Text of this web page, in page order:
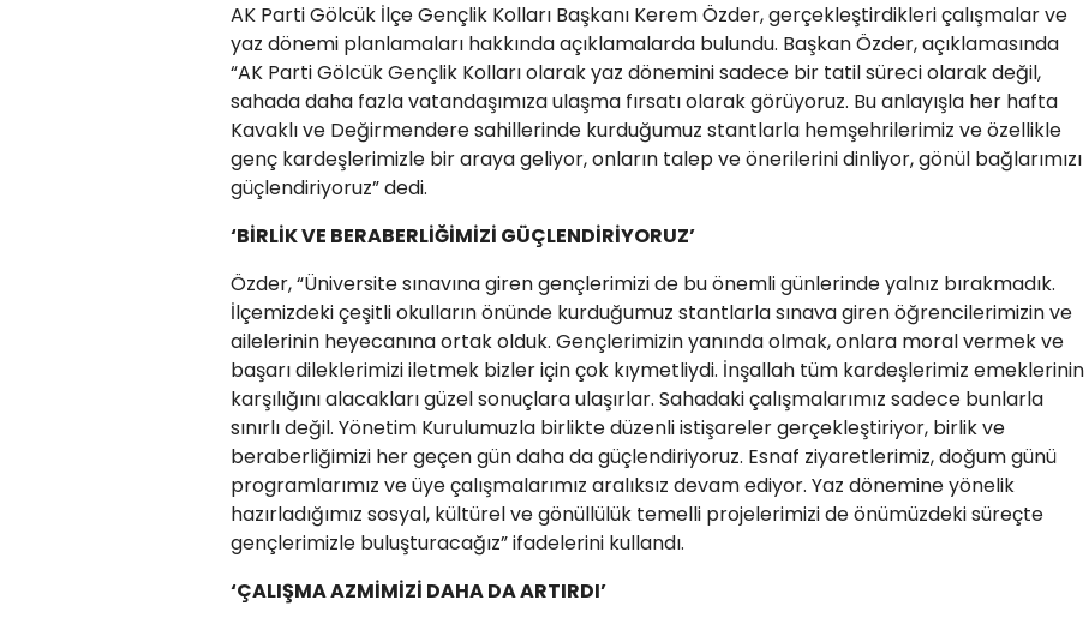
AK Parti Gölcük İlçe Gençlik Kolları Başkanı Kerem Özder, gerçekleştirdikleri çalışmalar ve
yaz dönemi planlamaları hakkında açıklamalarda bulundu. Başkan Özder, açıklamasında
“AK Parti Gölcük Gençlik Kolları olarak yaz dönemini sadece bir tatil süreci olarak değil,
sahada daha fazla vatandaşımıza ulaşma fırsatı olarak görüyoruz. Bu anlayışla her hafta
Kavaklı ve Değirmendere sahillerinde kurduğumuz stantlarla hemşehrilerimiz ve özellikle
genç kardeşlerimizle bir araya geliyor, onların talep ve önerilerini dinliyor, gönül bağlarımızı
güçlendiriyoruz” dedi.
‘BİRLİK VE BERABERLİĞİMİZİ GÜÇLENDİRİYORUZ’
Özder, “Üniversite sınavına giren gençlerimizi de bu önemli günlerinde yalnız bırakmadık.
İlçemizdeki çeşitli okulların önünde kurduğumuz stantlarla sınava giren öğrencilerimizin ve
ailelerinin heyecanına ortak olduk. Gençlerimizin yanında olmak, onlara moral vermek ve
başarı dileklerimizi iletmek bizler için çok kıymetliydi. İnşallah tüm kardeşlerimiz emeklerinin
karşılığını alacakları güzel sonuçlara ulaşırlar. Sahadaki çalışmalarımız sadece bunlarla
sınırlı değil. Yönetim Kurulumuzla birlikte düzenli istişareler gerçekleştiriyor, birlik ve
beraberliğimizi her geçen gün daha da güçlendiriyoruz. Esnaf ziyaretlerimiz, doğum günü
programlarımız ve üye çalışmalarımız aralıksız devam ediyor. Yaz dönemine yönelik
hazırladığımız sosyal, kültürel ve gönüllülük temelli projelerimizi de önümüzdeki süreçte
gençlerimizle buluşturacağız” ifadelerini kullandı.
‘ÇALIŞMA AZMİMİZİ DAHA DA ARTIRDI’